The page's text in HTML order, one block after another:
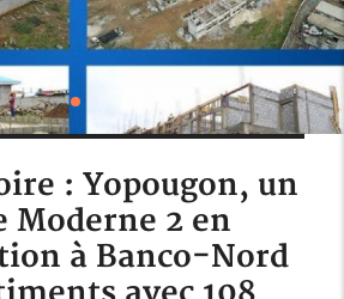
: Yopougon, un
Moderne 2 en
à Banco-Nord